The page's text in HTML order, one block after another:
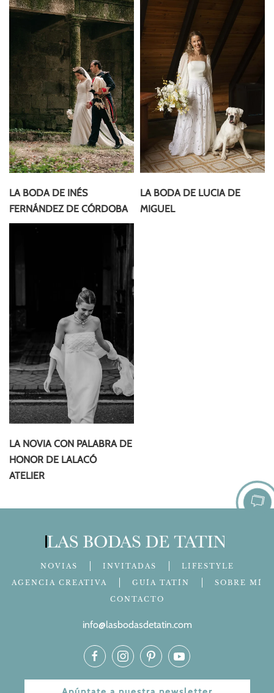
LA BODA DE INÉS
FERNÁNDEZ DE CÓRDOBA
LA BODA DE LUCIA DE
MIGUEL
LA NOVIA CON PALABRA DE
HONOR DE LALACÓ
ATELIER
NOVIAS INVITADAS
LIFESTYLE
AGENCIA CREATIVA
GUÍA TATÍN
SOBRE MÍ
CONTACTO
info@lasbodasdetatin.com